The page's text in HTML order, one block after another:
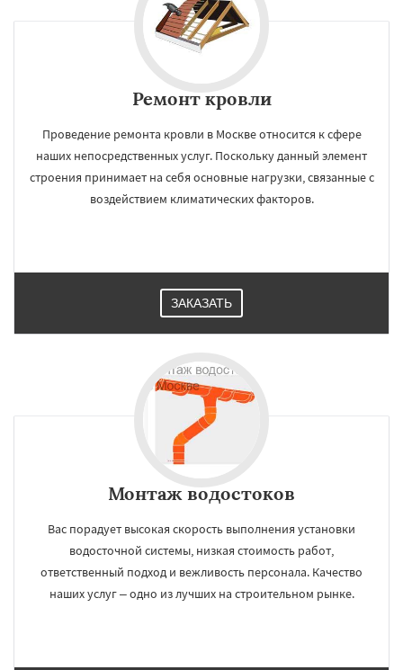
регионам
Балашиха Белоозерск Бронницы Верея
Видное Волоколамск Воскресенск
Высоковск Голицыно Дедовск
Дзержинск Дмитров
Долгопрудный
Ремонт кровли
Проведение ремонта кровли в Москве относится к сфере
наших непосредственных услуг. Поскольку данный элемент
строения принимает на себя основные нагрузки, связанные с
воздействием климатических факторов.
ЗАКАЗАТЬ
Монтаж водостоков
Вас порадует высокая скорость выполнения установки
водосточной системы, низкая стоимость работ,
ответственный подход и вежливость персонала. Качество
наших услуг – одно из лучших на строительном рынке.
УЗНАТЬ ПОДРОБНЕЕ